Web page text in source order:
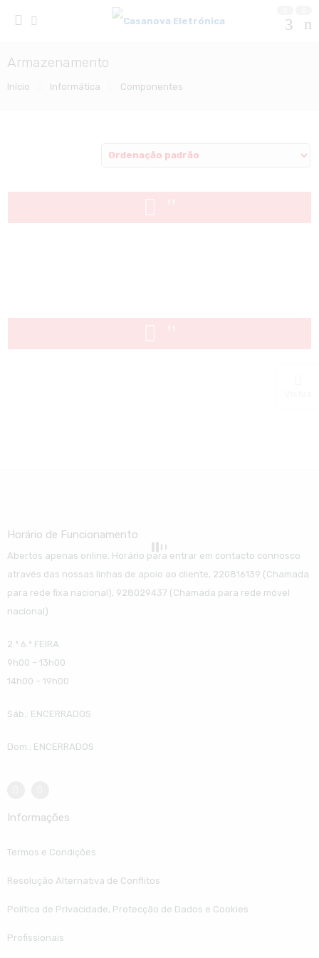
Armazenamento
Início Informática Componentes
Horário de Funcionamento
Abertos apenas online: Horário para entrar em contacto connosco
através das nossas linhas de apoio ao cliente, 220816139 (Chamada
para rede fixa nacional), 928029437 (Chamada para rede móvel
nacional)
2.ª 6.ª FEIRA
9h00 – 13h00
14h00 – 19h00
Sáb.: ENCERRADOS
Dom.: ENCERRADOS
Informações
Termos e Condições
Resolução Alternativa de Conflitos
Política de Privacidade, Protecção de Dados e Cookies
Profissionais